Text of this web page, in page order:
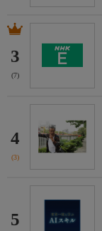
3
(7)
4
(3)
5